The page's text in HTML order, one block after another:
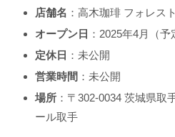
店舗名 ：高木珈琲 フォレス
オープン日 ：2025年4月（予
定休日 ：未公開
営業時間 ：未公開
場所 ：〒302-0034 茨城県取
ール取手